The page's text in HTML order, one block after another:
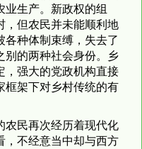
业生产。新政权的组
，但农民并未能顺利地
各种体制束缚，失去了
别的两种社会身份。乡
，强大的党政机构直接
框架下对乡村传统的有
民再次经历着现代化
，不经意当中却与西方